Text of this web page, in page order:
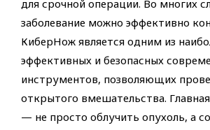
для срочной операции. Во многих
заболевание можно эффективно
КиберНож является одним из
эффективных и безопасных
инструментов, позволяющих
открытого вмешательства. Главная
— не просто облучить опухоль, а